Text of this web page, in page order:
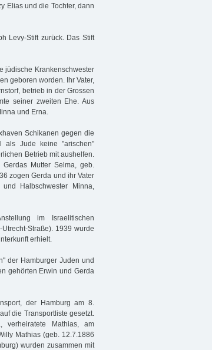
Elias und die Tochter, dann
Levy-Stift zurück. Das Stift
jüdische Krankenschwester
geboren worden. Ihr Vater,
betrieb in der Grossen
seiner zweiten Ehe. Aus
und Erna.
Schikanen gegen die
als Jude keine "arischen"
Betrieb mit aushelfen.
Mutter Selma, geb.
zogen Gerda und ihr Vater
Halbschwester Minna,
im Israelitischen
Straße). 1939 wurde
erhielt.
der Hamburger Juden und
gehörten Erwin und Gerda
der Hamburg am 8.
die Transportliste gesetzt.
Mathias, am
Mathias (geb. 12.7.1886
wurden zusammen mit